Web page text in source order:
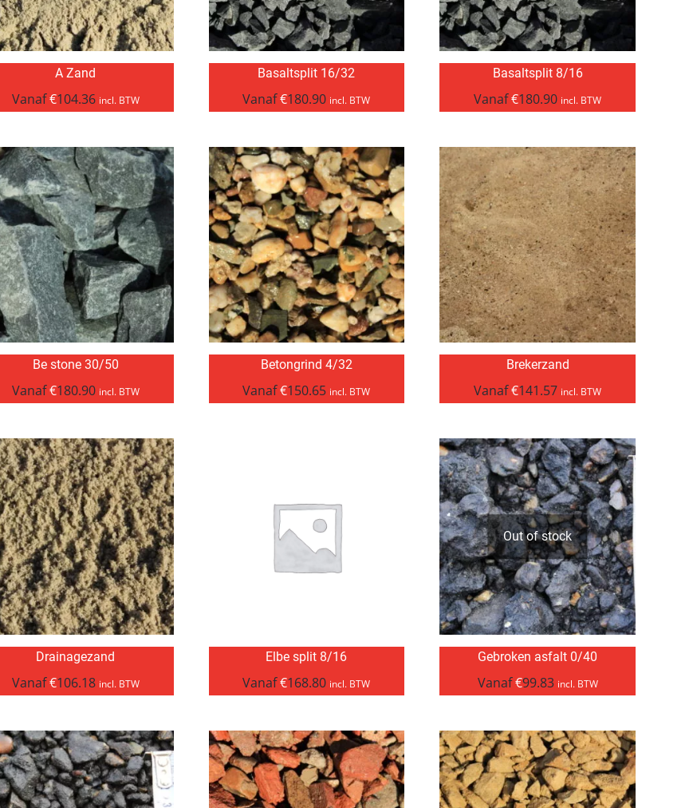
A Zand
Vanaf€104.36 incl. BTW
Basaltsplit 16/32
Vanaf€180.90 incl. BTW
Basaltsplit 8/16
Vanaf€180.90 incl. BTW
Be stone 30/50
Vanaf€180.90 incl. BTW
Betongrind 4/32
Vanaf€150.65 incl. BTW
Brekerzand
Vanaf€141.57 incl. BTW
Drainagezand
Vanaf€106.18 incl. BTW
Elbe split 8/16
Vanaf€168.80 incl. BTW
Out of stock
Gebroken asfalt 0/40
Vanaf€99.83 incl. BTW